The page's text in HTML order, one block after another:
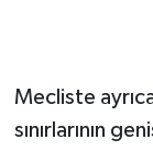
Mecliste
sınırlarının